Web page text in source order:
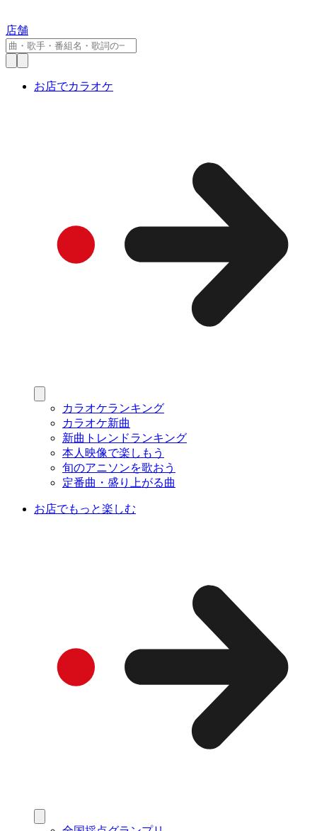
店舗
お店でカラオケ
カラオケランキング
カラオケ新曲
新曲トレンドランキング
本人映像で楽しもう
旬のアニソンを歌おう
定番曲・盛り上がる曲
お店でもっと楽しむ